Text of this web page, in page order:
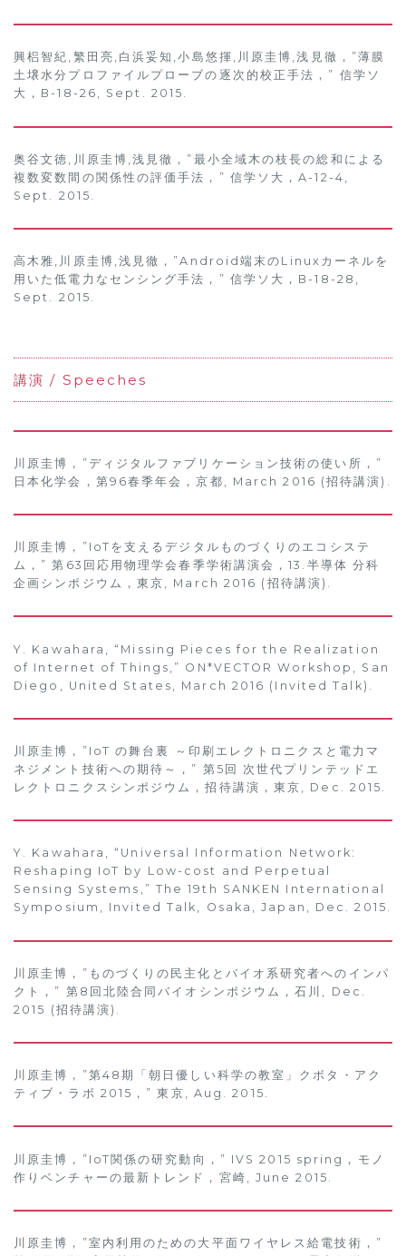
興梠智紀,繁田亮,白浜妥知,小島悠揮,川原圭博,浅見徹，”薄膜
土壌水分プロファイルプローブの逐次的校正手法，” 信学ソ
大，B-18-26, Sept. 2015.
奥谷文徳,川原圭博,浅見徹，”最小全域木の枝長の総和による
複数変数間の関係性の評価手法，” 信学ソ大，A-12-4,
Sept. 2015.
高木雅,川原圭博,浅見徹，”Android端末のLinuxカーネルを
用いた低電力なセンシング手法，” 信学ソ大，B-18-28,
Sept. 2015.
講演 / Speeches
川原圭博，”ディジタルファブリケーション技術の使い所，”
日本化学会，第96春季年会，京都, March 2016 (招待講演).
川原圭博，”IoTを支えるデジタルものづくりのエコシステ
ム，” 第63回応用物理学会春季学術講演会，13.半導体 分科
企画シンポジウム，東京, March 2016 (招待講演).
Y. Kawahara, “Missing Pieces for the Realization
of Internet of Things,” ON*VECTOR Workshop, San
Diego, United States, March 2016 (Invited Talk).
川原圭博，”IoT の舞台裏 ～印刷エレクトロニクスと電力マ
ネジメント技術への期待～，” 第5回 次世代プリンテッドエ
レクトロニクスシンポジウム，招待講演，東京, Dec. 2015.
Y. Kawahara, “Universal Information Network:
Reshaping IoT by Low-cost and Perpetual
Sensing Systems,” The 19th SANKEN International
Symposium, Invited Talk, Osaka, Japan, Dec. 2015.
川原圭博，”ものづくりの民主化とバイオ系研究者へのインパ
クト，” 第8回北陸合同バイオシンポジウム，石川, Dec.
2015 (招待講演).
川原圭博，”第48期「朝日優しい科学の教室」クボタ・アク
ティブ・ラボ 2015，” 東京, Aug. 2015.
川原圭博，”IoT関係の研究動向，” IVS 2015 spring，モノ
作りベンチャーの最新トレンド，宮崎, June 2015.
川原圭博，”室内利用のための大平面ワイヤレス給電技術，”